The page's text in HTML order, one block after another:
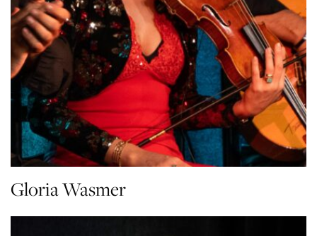
Gloria Wasmer